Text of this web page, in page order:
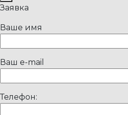
Заявка
Ваше имя
Ваш e-mail
Телефон: